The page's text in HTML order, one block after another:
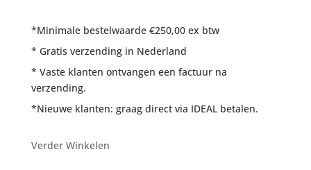
*Minimale bestelwaarde €250,00 ex btw
* Gratis verzending in Nederland
* Vaste klanten ontvangen een factuur na
verzending.
*Nieuwe klanten: graag direct via IDEAL betalen.
Verder Winkelen